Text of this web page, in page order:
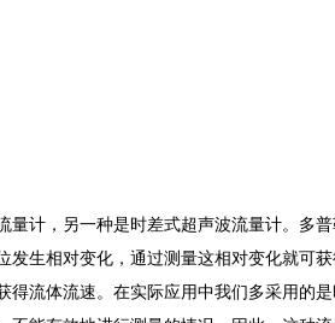
，另一种是时差式超声波流量计。多
生相对变化，通过测量这相对变化就
流体流速。在实际应用中我们多采用的